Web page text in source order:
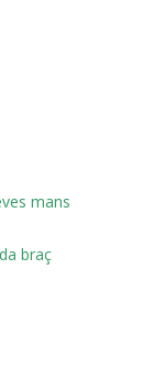
mans
braç